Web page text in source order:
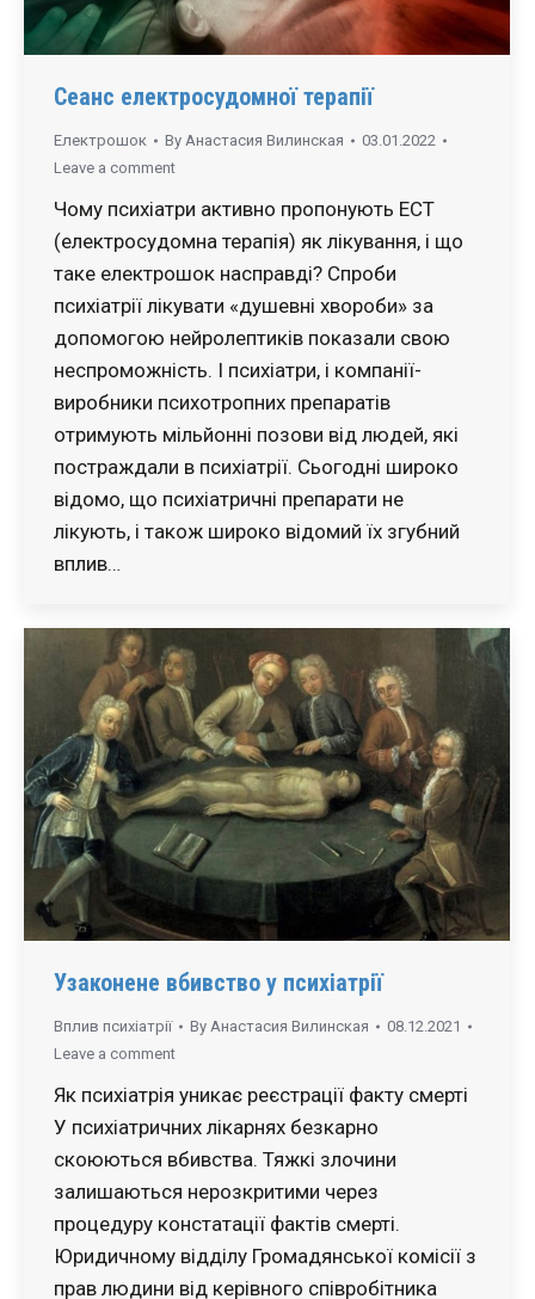
Сеанс електросудомної терапії
Електрошок By Анастасия Вилинская
03.01.2022
Leave a comment
Чому психіатри активно пропонують ЕСТ
(електросудомна терапія) як лікування, і що
таке електрошок насправді? Спроби
психіатрії лікувати «душевні хвороби» за
допомогою нейролептиків показали свою
неспроможність. І психіатри, і компанії-
виробники психотропних препаратів
отримують мільйонні позови від людей, які
постраждали в психіатрії. Сьогодні широко
відомо, що психіатричні препарати не
лікують, і також широко відомий їх згубний
вплив…
Узаконене вбивство у психіатрії
Вплив психіатрії By Анастасия Вилинская
08.12.2021
Leave a comment
Як психіатрія уникає реєстрації факту смерті
У психіатричних лікарнях безкарно
скоюються вбивства. Тяжкі злочини
залишаються нерозкритими через
процедуру констатації фактів смерті.
Юридичному відділу Громадянської комісії з
прав людини від керівного співробітника